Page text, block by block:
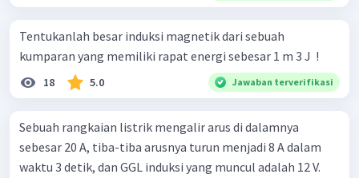
Tentukanlah besar induksi magnetik dari sebuah
kumparan yang memiliki rapat energi sebesar 1 m 3 J ​ !
18 5.0 Jawaban terverifikasi
Sebuah rangkaian listrik mengalir arus di dalamnya
sebesar 20 A, tiba-tiba arusnya turun menjadi 8 A dalam
waktu 3 detik, dan GGL induksi yang muncul adalah 12 V.